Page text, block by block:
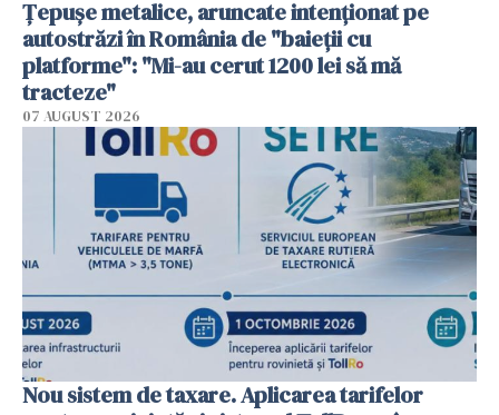
Țepușe metalice, aruncate intenționat pe
autostrăzi în România de "baieții cu
platforme": "Mi-au cerut 1200 lei să mă
tracteze"
07 AUGUST 2026
Nou sistem de taxare. Aplicarea tarifelor